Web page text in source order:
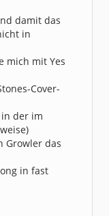
damit das
in
mich mit Yes
Cover-
in der im
Growler das
in fast